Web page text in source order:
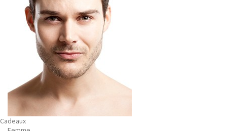
Cadeaux